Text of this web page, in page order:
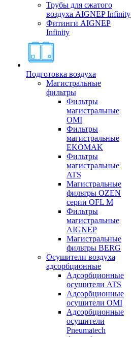
Трубы для сжатого
воздуха AIGNEP Infinity
Фитинги AIGNEP
Infinity
Подготовка воздуха
Магистральные
фильтры
Фильтры
магистральные
OMI
Фильтры
магистральные
EKOMAK
Фильтры
магистральные
ATS
Магистральные
фильтры OZEN
серии OFL M
Фильтры
магистральные
AIGNEP
Магистральные
фильтры BERG
Осушители воздуха
адсорбционные
Адсорбционные
осушители ATS
Адсорбционные
осушители OMI
Адсорбционные
осушители
Pneumatech